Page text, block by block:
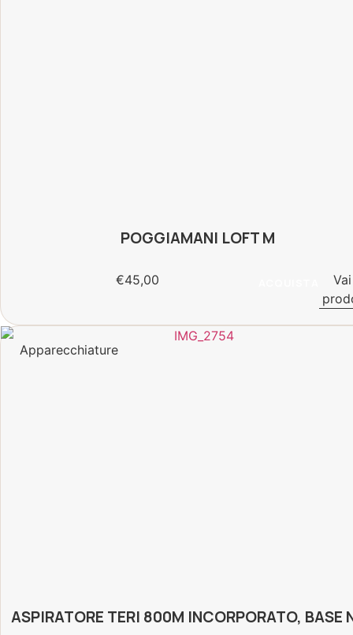
POGGIAMANI LOFT M
€45,00
ASPIRATORE TERI 800M INCORPORATO, BASE
Apparecchiature